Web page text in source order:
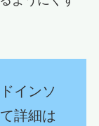
インソ
詳細は